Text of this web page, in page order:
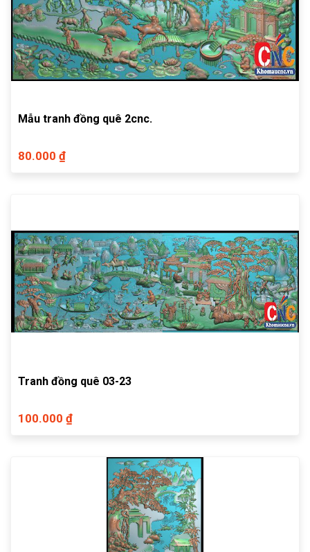
Mẫu tranh đồng quê 2cnc.
80.000 ₫
Tranh đồng quê 03-23
100.000 ₫